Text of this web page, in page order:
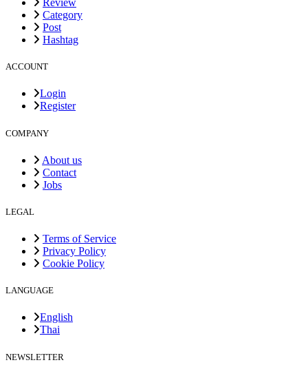
Review
Category
Post
Hashtag
ACCOUNT
Login
Register
COMPANY
About us
Contact
Jobs
LEGAL
Terms of Service
Privacy Policy
Cookie Policy
LANGUAGE
English
Thai
NEWSLETTER